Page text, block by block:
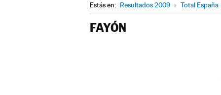
Estás en: Resultados 2009 » Total España
FAYÓN